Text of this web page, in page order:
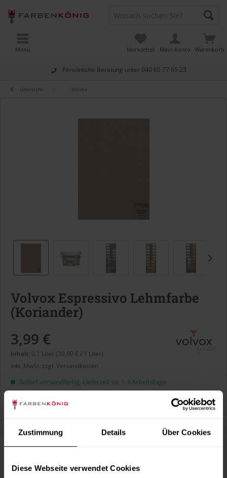
Zustimmung Details Über Cookies
Diese Webseite verwendet Cookies
Persönliche Beratung unter 040 60 77 65 23
Warenkorb
Merkzettel Mein Konto
Menü
Übersicht Volvox
Volvox Espressivo Lehmfarbe
(Koriander)
3,99 €
Inhalt: 0.1 Liter (39,90 € / 1 Liter)
inkl. MwSt. zzgl. Versandkosten
Sofort versandfertig, Lieferzeit ca. 1-3 Arbeitstage
Liter:
Verbrauch berechnen